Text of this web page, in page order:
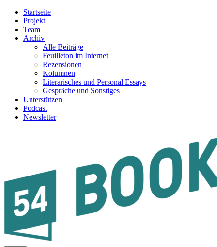
Startseite
Projekt
Team
Archiv
Alle Beiträge
Feuilleton im Internet
Rezensionen
Kolumnen
Literarisches und Personal Essays
Gespräche und Sonstiges
Unterstützen
Podcast
Newsletter